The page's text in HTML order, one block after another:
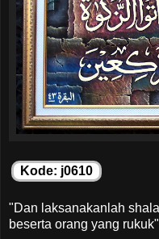
Kode: j0610
"Dan laksanakanlah
beserta orang yang